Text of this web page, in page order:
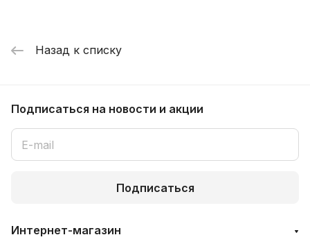
Назад к списку
Подписаться на новости и акции
Подписаться
Интернет-магазин